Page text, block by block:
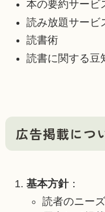
本の要約サービ
読み放題サービ
読書術
読書に関する豆
広告掲載につ
基本方針：
読者のニー